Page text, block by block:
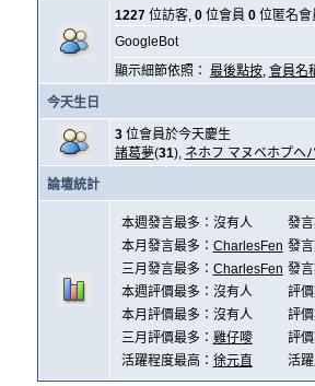
1227位訪客, 0位會員 0位匿名會
GoogleBot
顯示細節依照： 最後點按, 會員名
今天生日
3位會員於今天慶生
諸葛夢(31), ネホフ マヌベホプヘ
論壇統計
本週發言最多：沒有人 發言
本月發言最多： CharlesFen 發言
三月發言最多： CharlesFen 發言
本週評價最多：沒有人
評價
本月評價最多：沒有人
評價
三月評價最多： 雞仔嘜 評價
活躍程度最高： 徐元直 活躍